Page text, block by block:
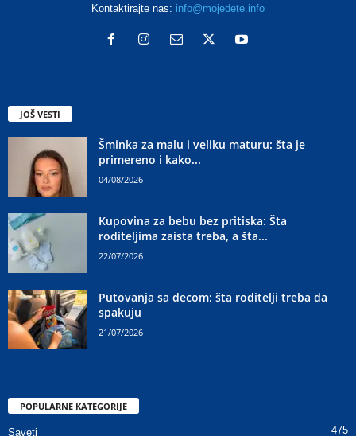
Kontaktirajte nas: info@mojedete.info
JOŠ VESTI
Šminka za malu i veliku maturu: šta je
primereno i kako...
04/08/2026
Kupovina za bebu bez pritiska: Šta
roditeljima zaista treba, a šta...
22/07/2026
Putovanja sa decom: šta roditelji treba da
spakuju
21/07/2026
POPULARNE KATEGORIJE
Saveti 475